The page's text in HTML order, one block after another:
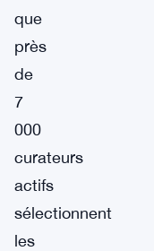
que
près
de
7
000
curateurs
actifs
sélectionnent
les